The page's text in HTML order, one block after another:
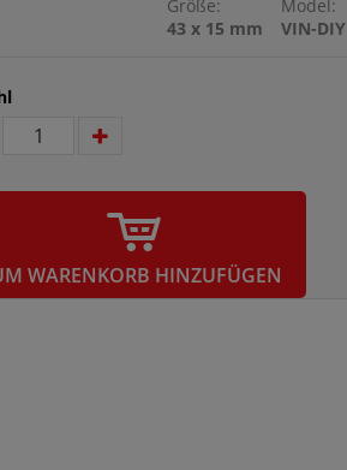
Größe:
43 x 15 mm
Model:
VIN-DIY
WARENKORB HINZUFÜGEN